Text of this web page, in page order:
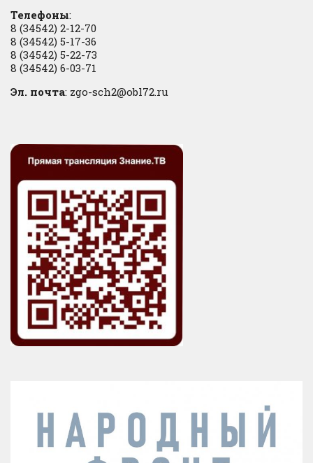
Телефоны:
8 (34542) 2-12-70
8 (34542) 5-17-36
8 (34542) 5-22-73
8 (34542) 6-03-71
Эл. почта: zgo-sch2@obl72.ru